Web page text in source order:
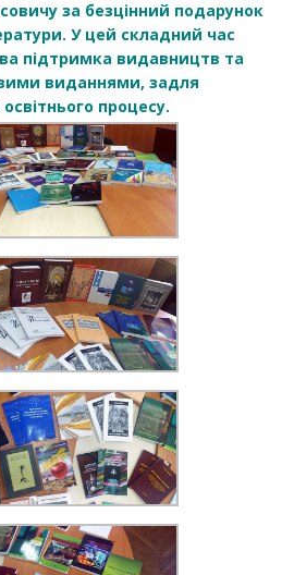
за безцінний подарунок
У цей складний час
підтримка видавництв та
виданнями, задля
процесу.